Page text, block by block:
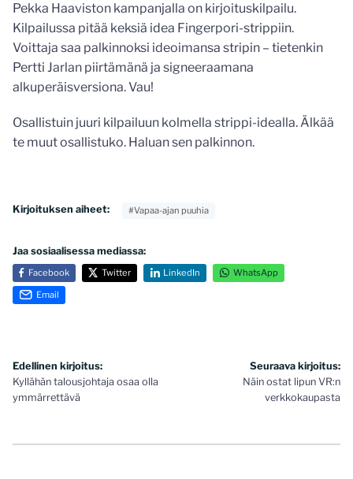
Pekka Haaviston kampanjalla on kirjoituskilpailu.
Kilpailussa pitää keksiä idea Fingerpori-strippiin.
Voittaja saa palkinnoksi ideoimansa stripin – tietenkin
Pertti Jarlan piirtämänä ja signeeraamana
alkuperäisversiona. Vau!
Osallistuin juuri kilpailuun kolmella strippi-idealla. Älkää
te muut osallistuko. Haluan sen palkinnon.
Kirjoituksen aiheet: #Vapaa-ajan puuhia
Jaa sosiaalisessa mediassa:
Facebook Twitter LinkedIn WhatsApp
Email
Artikkelien
selaus
Edellinen kirjoitus:
Kyllähän talousjohtaja osaa olla
ymmärrettävä
Seuraava kirjoitus:
Näin ostat lipun VR:n
verkkokaupasta